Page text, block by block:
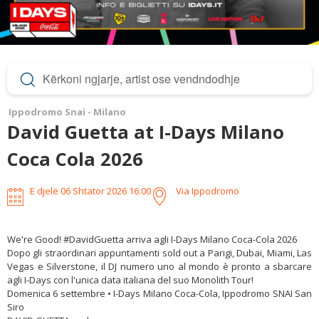
Ippodromo Snai - Milano
David Guetta at I-Days Milano
Coca Cola 2026
E djelë 06 Shtator 2026 16:00 Via Ippodromo
We're Good! #DavidGuetta arriva agli I-Days Milano Coca-Cola 2026
Dopo gli straordinari appuntamenti sold out a Parigi, Dubai, Miami, Las
Vegas e Silverstone, il DJ numero uno al mondo è pronto a sbarcare
agli I-Days con l'unica data italiana del suo Monolith Tour!
Domenica 6 settembre • I-Days Milano Coca-Cola, Ippodromo SNAI San
Siro